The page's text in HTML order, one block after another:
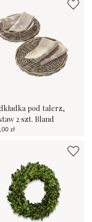
pod talerz,
2 szt. Bland
zł